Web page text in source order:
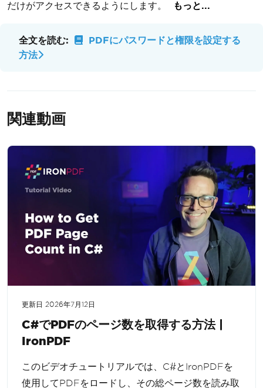
だけがアクセスできるようにします。
もっと...
全文を読む:
PDFにパスワードと権限を設定する
方法
関連動画
更新日 2026年7月12日
C#でPDFのページ数を取得する方法 |
IronPDF
このビデオチュートリアルでは、C#とIronPDFを
使用してPDFをロードし、その総ページ数を読み取